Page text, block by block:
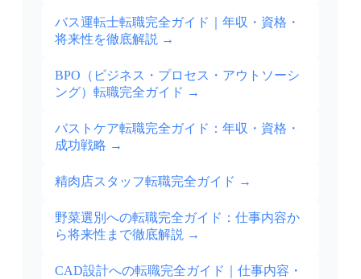
バス運転士転職完全ガイド｜年収・資格・
将来性を徹底解説 →
BPO（ビジネス・プロセス・アウトソーシ
ング）転職完全ガイド →
バストケア転職完全ガイド：年収・資格・
成功戦略 →
精肉店スタッフ転職完全ガイド →
野菜選別への転職完全ガイド：仕事内容か
ら将来性まで徹底解説 →
CAD設計への転職完全ガイド｜仕事内容・